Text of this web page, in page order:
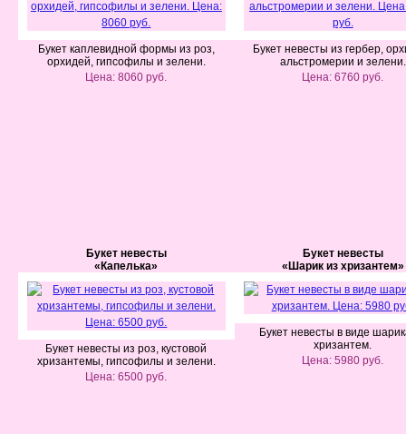
Букет каплевидной формы из роз,
орхидей, гипсофилы и зелени.
Цена: 8060 руб.
Букет невесты из гербер,
альстромерии и зелени.
Цена: 6760 руб.
Букет невесты
«Капелька»
Букет невесты из роз, кустовой
хризантемы, гипсофилы и зелени.
Цена: 6500 руб.
Букет невесты
«Шарик из хризантем»
Букет невесты в виде
хризантем.
Цена: 5980 руб.